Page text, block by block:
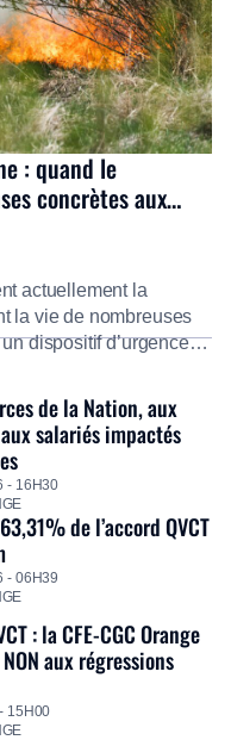
: quand le
concrètes aux
actuellement la
la vie de nombreuses
dispositif d’urgence
le Groupe mobilise
proposer un diagnostic
pour faire face aux
de la Nation, aux
salariés impactés
- 16H30
de l’accord QVCT
- 06H39
: la CFE-CGC Orange
aux régressions
15H00